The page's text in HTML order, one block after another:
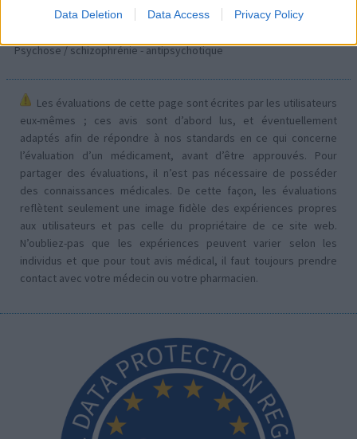
Data Deletion Data Access Privacy Policy
Dépression - antidépresseurs TCA
Psychose / schizophrénie - antipsychotique
Les évaluations de cette page sont écrites par les utilisateurs
eux-mêmes ; ces avis sont d’abord lus, et éventuellement
adaptés afin de répondre à nos standards en ce qui concerne
l’évaluation d’un médicament, avant d’être approuvés. Pour
partager des évaluations, il n’est pas nécessaire de posséder
des connaissances médicales. De cette façon, les évaluations
reflètent seulement une image fidèle des expériences propres
aux utilisateurs et pas celle du propriétaire de ce site web.
N’oubliez-pas que les expériences peuvent varier selon les
individus et que pour tout avis médical, il faut toujours prendre
contact avec votre médecin ou votre pharmacien.